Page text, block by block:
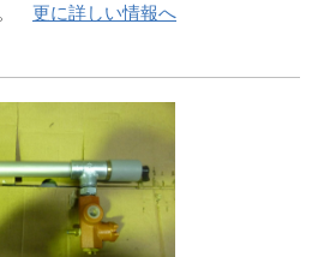
更に詳しい情報へ